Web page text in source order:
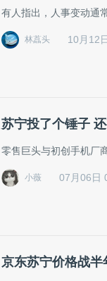
有人指出，人事变动通
林藠头 10月12
苏宁投了个锤子
零售巨头与初创手机厂
小薇 07月06日
京东苏宁价格战半